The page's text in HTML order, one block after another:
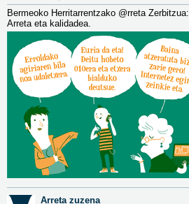
Bermeoko Herritarrentzako @rreta Zerbitzua:
Arreta eta kalidadea.
Arreta zuzena